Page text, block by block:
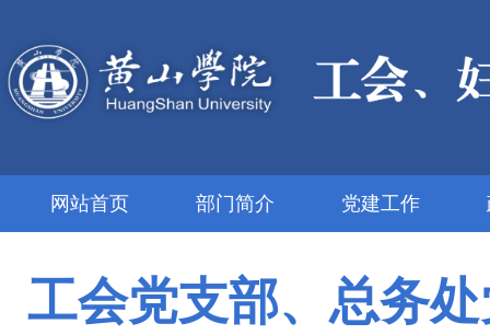
网站首页 部门简介 党建工作
工会党支部、总务